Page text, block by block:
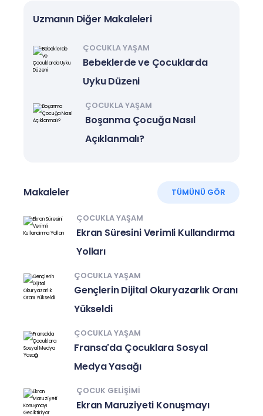
Uzmanın Diğer Makaleleri
ÇOCUKLA YAŞAM
Bebeklerde ve Çocuklarda
Uyku Düzeni
ÇOCUKLA YAŞAM
Boşanma Çocuğa Nasıl
Açıklanmalı?
Makaleler TÜMÜNÜ GÖR
ÇOCUKLA YAŞAM
Ekran Süresini Verimli Kullandırma
Yolları
ÇOCUKLA YAŞAM
Gençlerin Dijital Okuryazarlık Oranı
Yükseldi
ÇOCUKLA YAŞAM
Fransa'da Çocuklara Sosyal
Medya Yasağı
ÇOCUK GELIŞIMI
Ekran Maruziyeti Konuşmayı